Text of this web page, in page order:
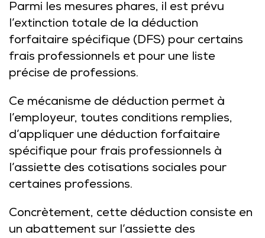
Parmi les mesures phares, il est prévu
l’extinction totale de la déduction
forfaitaire spécifique (DFS) pour certains
frais professionnels et pour une liste
précise de professions.
Ce mécanisme de déduction permet à
l’employeur, toutes conditions remplies,
d’appliquer une déduction forfaitaire
spécifique pour frais professionnels à
l’assiette des cotisations sociales pour
certaines professions.
Concrètement, cette déduction consiste en
un abattement sur l’assiette des